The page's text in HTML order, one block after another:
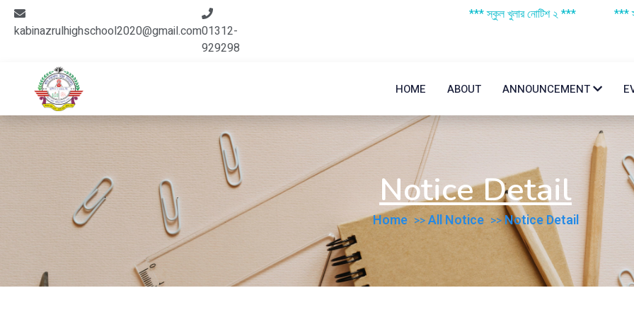
kabinazrulhighschool2020@gmail.com01312-
929298
*** স্কুল খুলার নোটিশ ২ *** *** স্কুল
HOME ABOUT ANNOUNCEMENT
Notice Detail
Home All Notice Notice Detail